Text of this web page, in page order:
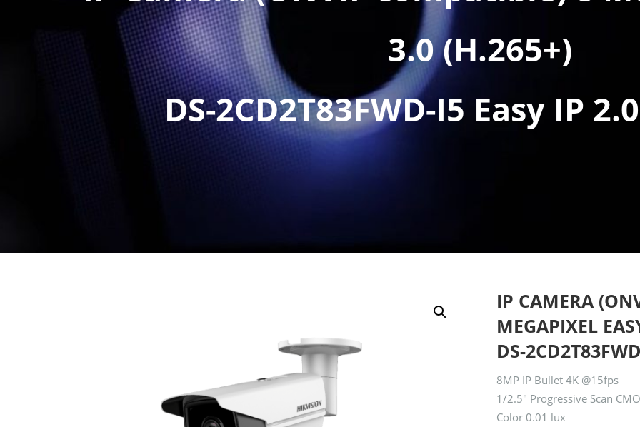
3.0 (H.265+)
DS-2CD2T83FWD-I5 Easy IP
IP CAMERA
MEGAPIXEL
DS-
8MP IP Bullet 4K @15fps
1/2.5″ Progressive Scan
Color 0.01 lux